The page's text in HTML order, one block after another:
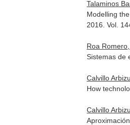
Talaminos
Modelling
2016. Vol.
Roa
Sistemas de
Calvillo
How
Calvillo